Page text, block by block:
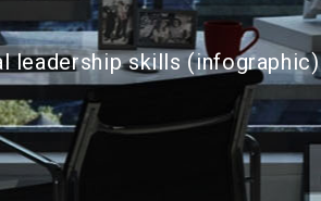
leadership skills (infographic)